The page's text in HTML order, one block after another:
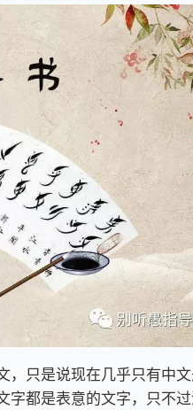
，只是说现在几乎只有中
字都是表意的文字，只不